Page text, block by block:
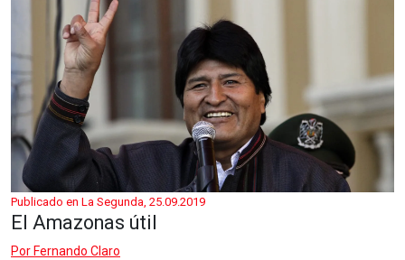
Publicado en La Segunda, 25.09.2019
El Amazonas útil
Por Fernando Claro